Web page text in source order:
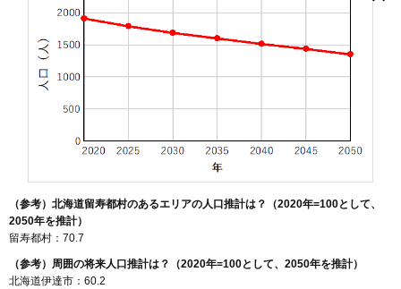
（参考）北海道留寿都村のあるエリアの人口推計は？（2020年=100として、
2050年を推計）
留寿都村：70.7
（参考）周囲の将来人口推計は？（2020年=100として、2050年を推計）
北海道伊達市：60.2
留寿都